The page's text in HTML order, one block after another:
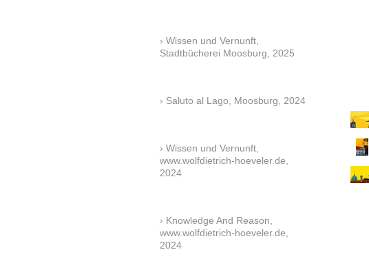
Wissen und Vernunft,
Stadtbücherei Moosburg, 2025
Saluto al Lago, Moosburg, 2024
Wissen und Vernunft,
www.wolfdietrich-hoeveler.de,
2024
Knowledge And Reason,
www.wolfdietrich-hoeveler.de,
2024